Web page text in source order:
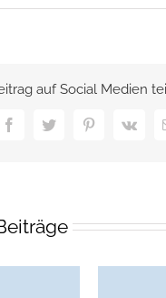
auf Social Medien
FacebookTwitterPinterest
Vk